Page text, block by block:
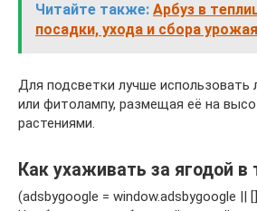
Читайте также: Арбуз в
посадки, ухода и сбора урожая
Для подсветки лучше
или фитолампу, размещая её на
растениями.
Как ухаживать за ягодой в
(adsbygoogle = window.adsbygoogle ||